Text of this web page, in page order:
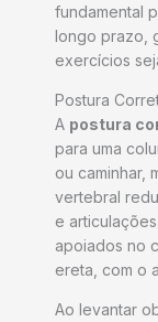
fundamental
longo prazo,
exercícios
Postura
A postura
para uma
ou caminhar,
vertebral
e
apoiados no
ereta, com o
Ao levantar